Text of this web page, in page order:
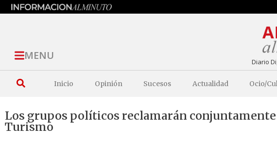
MENU Diario
Inicio Opinión Sucesos Actualidad Ocio/
Los grupos políticos reclamarán
Turismo